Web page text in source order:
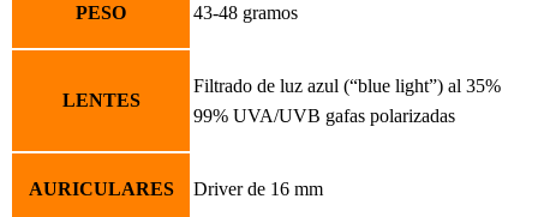
PESO 43-48 gramos
LENTES
Filtrado de luz azul (“blue light”) al 35%
99% UVA/UVB gafas polarizadas
AURICULARES Driver de 16 mm